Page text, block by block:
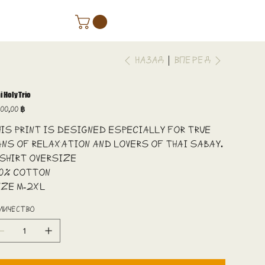
Назад Вперед
Holy Trio
฿
print is designed especially for true
of relaxation and lovers of thai sabay.
shirt oversize
cotton
M-2XL